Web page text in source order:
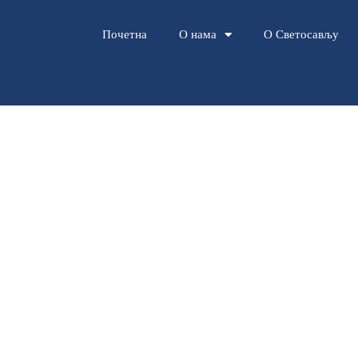
Почетна О нама О Светосављу